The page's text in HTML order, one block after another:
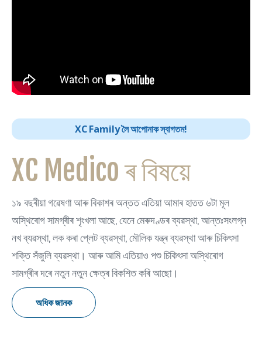
XC Family লৈ আপোনাক স্বাগতম!
XC Medico ৰ বিষয়ে
১৯ বছৰীয়া গৱেষণা আৰু বিকাশৰ অন্তত এতিয়া আমাৰ হাতত ৬টা মূল
অস্থিৰোগ সামগ্ৰীৰ শৃংখলা আছে, যেনে মেৰুদণ্ডৰ ব্যৱস্থা, আন্তঃসংলগ্ন
নখ ব্যৱস্থা, লক কৰা প্লেট ব্যৱস্থা, মৌলিক যন্ত্ৰ ব্যৱস্থা আৰু চিকিৎসা
শক্তি সঁজুলি ব্যৱস্থা। আৰু আমি এতিয়াও পশু চিকিৎসা অস্থিৰোগ
সামগ্ৰীৰ দৰে নতুন নতুন ক্ষেত্ৰ বিকশিত কৰি আছো।
অধিক জানক